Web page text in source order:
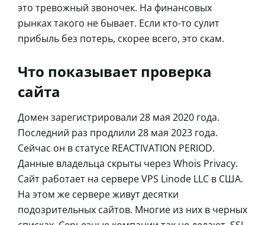
это тревожный звоночек. На финансовых
рынках такого не бывает. Если кто-то сулит
прибыль без потерь, скорее всего, это скам.
Что показывает проверка
сайта
Домен зарегистрировали 28 мая 2020 года.
Последний раз продлили 28 мая 2023 года.
Сейчас он в статусе REACTIVATION PERIOD.
Данные владельца скрыты через Whois Privacy.
Сайт работает на сервере VPS Linode LLC в США.
На этом же сервере живут десятки
подозрительных сайтов. Многие из них в черных